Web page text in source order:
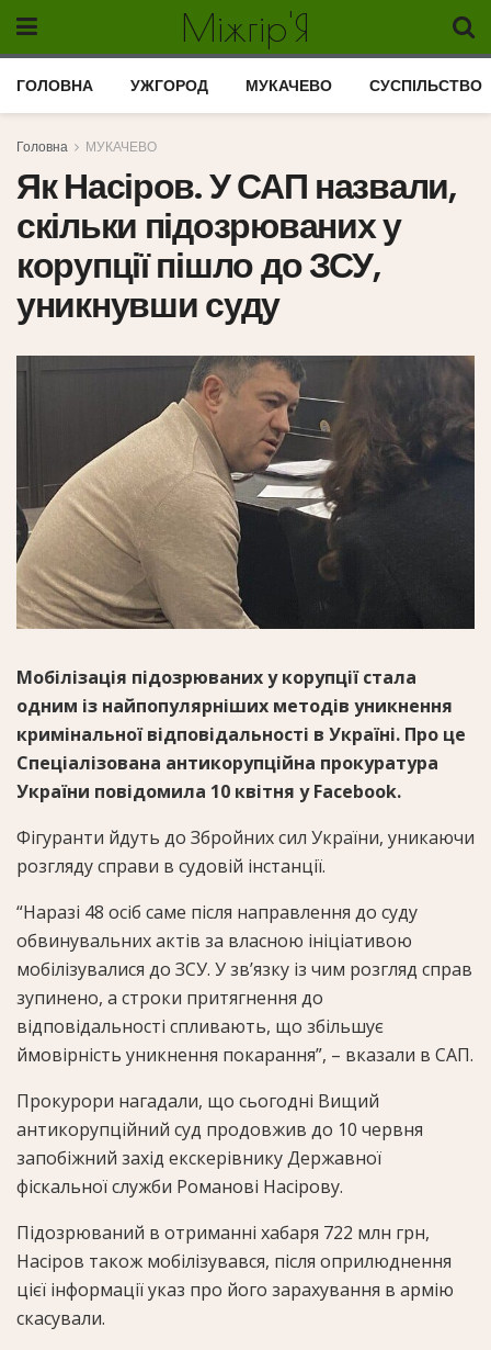
Міжгір'Я
ГОЛОВНА УЖГОРОД МУКАЧЕВО СУСПІЛЬСТВО
Головна МУКАЧЕВО
Як Насіров. У САП назвали,
скільки підозрюваних у
корупції пішло до ЗСУ,
уникнувши суду
Мобілізація підозрюваних у корупції стала
одним із найпопулярніших методів уникнення
кримінальної відповідальності в Україні. Про це
Спеціалізована антикорупційна прокуратура
України повідомила 10 квітня у Facebook.
Фігуранти йдуть до Збройних сил України, уникаючи
розгляду справи в судовій інстанції.
“Наразі 48 осіб саме після направлення до суду
обвинувальних актів за власною ініціативою
мобілізувалися до ЗСУ. У зв’язку із чим розгляд справ
зупинено, а строки притягнення до
відповідальності спливають, що збільшує
ймовірність уникнення покарання”, – вказали в САП.
Прокурори нагадали, що сьогодні Вищий
антикорупційний суд продовжив до 10 червня
запобіжний захід екскерівнику Державної
фіскальної служби Романові Насірову.
Підозрюваний в отриманні хабаря 722 млн грн,
Насіров також мобілізувався, після оприлюднення
цієї інформації указ про його зарахування в армію
скасували.